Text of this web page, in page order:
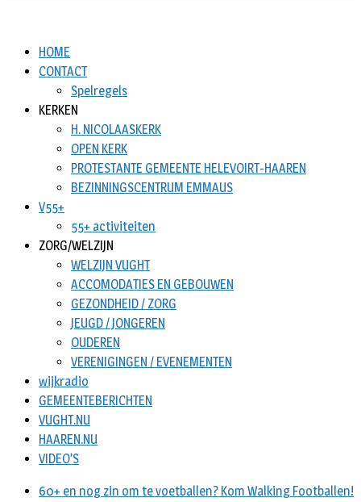
HOME
CONTACT
Spelregels
KERKEN
H. NICOLAASKERK
OPEN KERK
PROTESTANTE GEMEENTE HELEVOIRT-HAAREN
BEZINNINGSCENTRUM EMMAUS
V55+
55+ activiteiten
ZORG/WELZIJN
WELZIJN VUGHT
ACCOMODATIES EN GEBOUWEN
GEZONDHEID / ZORG
JEUGD / JONGEREN
OUDEREN
VERENIGINGEN / EVENEMENTEN
wijkradio
GEMEENTEBERICHTEN
VUGHT.NU
HAAREN.NU
VIDEO’S
60+ en nog zin om te voetballen? Kom Walking Footballen!